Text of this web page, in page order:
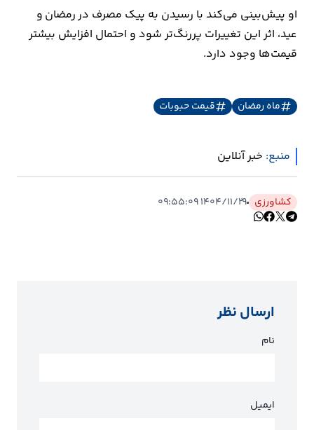
او پیش‌بینی می‌کند با رسیدن به پیک مصرف در رمضان و
عید، اثر این تغییرات پررنگ‌تر شود و احتمال افزایش بیشتر
قیمت‌ها وجود دارد.
ماه رمضان قیمت حبوبات
منبع: خبر آنلاین
کشاورزی ۱۴۰۴/۱۱/۲۹ ۰۹:۵۵:۰۹
ارسال نظر
نام
ایمیل